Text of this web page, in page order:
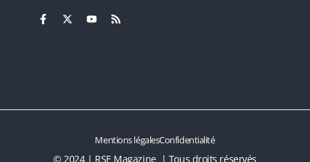
© 2024 | RSE Magazine | Tous droits réservés
Mentions légalesConfidentialité